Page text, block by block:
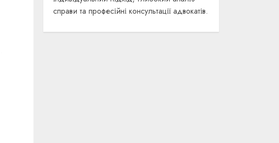
справи та професійні консультації адвокатів.